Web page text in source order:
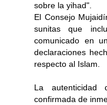
sobre la yihad".
El Consejo
sunitas que
comunicado en
declaraciones
respecto al Islam.
La
confirmada de